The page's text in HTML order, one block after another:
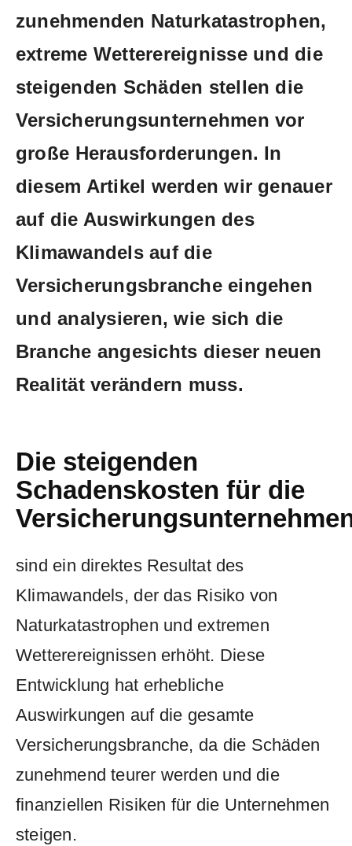
zunehmenden ⁣Naturkatastrophen,
extreme Wetterereignisse ⁣und die⁢
steigenden Schäden stellen die‍
Versicherungsunternehmen vor
große ⁣Herausforderungen. In
diesem Artikel werden wir ‌genauer
auf die​ Auswirkungen des
Klimawandels auf die
‍Versicherungsbranche eingehen
⁣und‍ analysieren, wie ⁣sich die
Branche angesichts ⁢dieser neuen
Realität verändern muss.
Die steigenden
Schadenskosten für die
sind ein direktes‍ Resultat des
Klimawandels,⁤ der das‌ Risiko von
Naturkatastrophen⁣ und extremen⁤
Wetterereignissen erhöht.⁢ Diese
‌Entwicklung hat erhebliche
‍Auswirkungen auf ⁤die gesamte
Versicherungsbranche, da ⁢die Schäden
zunehmend​ teurer werden und‌ die
finanziellen Risiken⁣ für die Unternehmen
steigen.